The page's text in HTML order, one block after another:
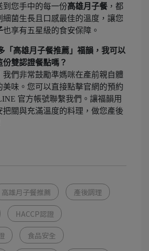
到您手中的每一份高雄月子餐 ，都
細菌生長且口感最佳的溫度，讓您
也享有五星級的食安保障。
「高雄月子餐推薦」福韻，我可以
雙認證餐點嗎？
我們非常鼓勵準媽咪在產前親自體
美味。您可以直接點擊官網的預約
官方帳號聯繫我們。讓福韻用
把關與充滿溫度的料理，做您產後
高雄月子餐推薦 產後調理
HACCP認證
食品安全